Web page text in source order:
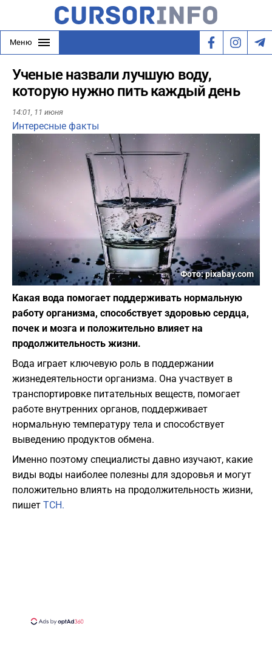
Меню
Ученые назвали лучшую воду,
которую нужно пить каждый день
14:01, 11 июня
Интересные факты
Фото: pixabay.com
Какая вода помогает поддерживать нормальную
работу организма, способствует здоровью сердца,
почек и мозга и положительно влияет на
продолжительность жизни.
Вода играет ключевую роль в поддержании
жизнедеятельности организма. Она участвует в
транспортировке питательных веществ, помогает
работе внутренних органов, поддерживает
нормальную температуру тела и способствует
выведению продуктов обмена.
Именно поэтому специалисты давно изучают, какие
виды воды наиболее полезны для здоровья и могут
положительно влиять на продолжительность жизни,
пишет ТСН.